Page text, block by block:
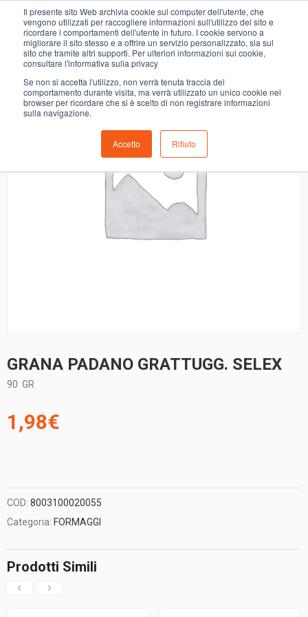
Il presente sito Web archivia cookie sul computer dell'utente, che
vengono utilizzati per raccogliere informazioni sull'utilizzo del sito e
ricordare i comportamenti dell'utente in futuro. I cookie servono a
migliorare il sito stesso e a offrire un servizio personalizzato, sia sul
sito che tramite altri supporti. Per ulteriori informazioni sui cookie,
consultare l'informativa sulla privacy
Se non si accetta l'utilizzo, non verrà tenuta traccia del
comportamento durante visita, ma verrà utilizzato un unico cookie nel
browser per ricordare che si è scelto di non registrare informazioni
sulla navigazione.
Accetto Rifiuto
GRANA PADANO GRATTUGG. SELEX
GRANA PADANO GRATTUGG. SELEX
90 GR
1,98€
COD: 8003100020055
Categoria: FORMAGGI
Prodotti Simili